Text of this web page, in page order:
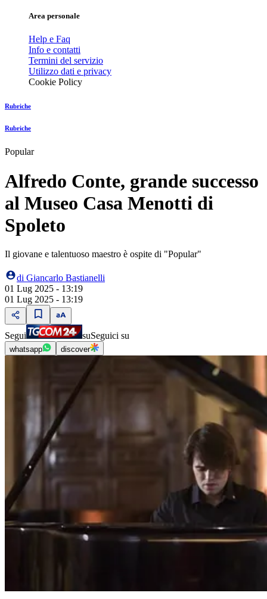
Area personale
Help e Faq
Info e contatti
Termini del servizio
Utilizzo dati e privacy
Cookie Policy
Rubriche
Rubriche
Popular
Alfredo Conte, grande successo
al Museo Casa Menotti di
Spoleto
Il giovane e talentuoso maestro è ospite di "Popular"
di Giancarlo Bastianelli
01 Lug 2025 - 13:19
01 Lug 2025 - 13:19
Segui suSeguici su
whatsapp discover